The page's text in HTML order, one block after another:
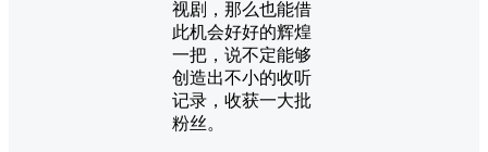
视剧，那么也能借
此机会好好的辉煌
一把，说不定能够
创造出不小的收听
记录，收获一大批
粉丝。